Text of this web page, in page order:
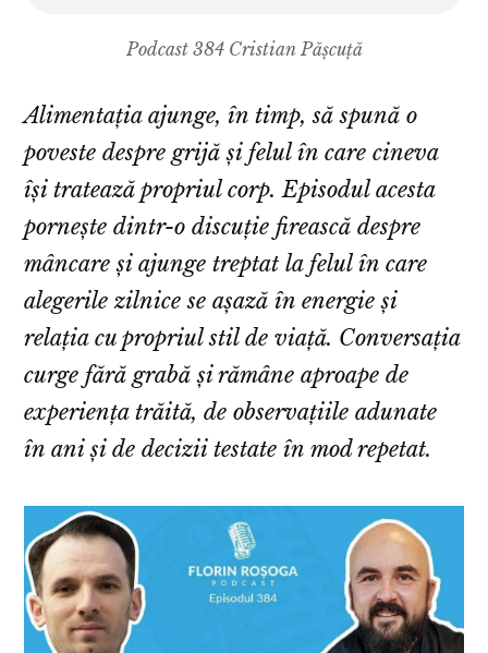
Podcast 384 Cristian Pășcuță
Alimentația ajunge, în timp, să spună o
poveste despre grijă și felul în care cineva
își tratează propriul corp. Episodul acesta
pornește dintr-o discuție firească despre
mâncare și ajunge treptat la felul în care
alegerile zilnice se așază în energie și
relația cu propriul stil de viață. Conversația
curge fără grabă și rămâne aproape de
experiența trăită, de observațiile adunate
în ani și de decizii testate în mod repetat.